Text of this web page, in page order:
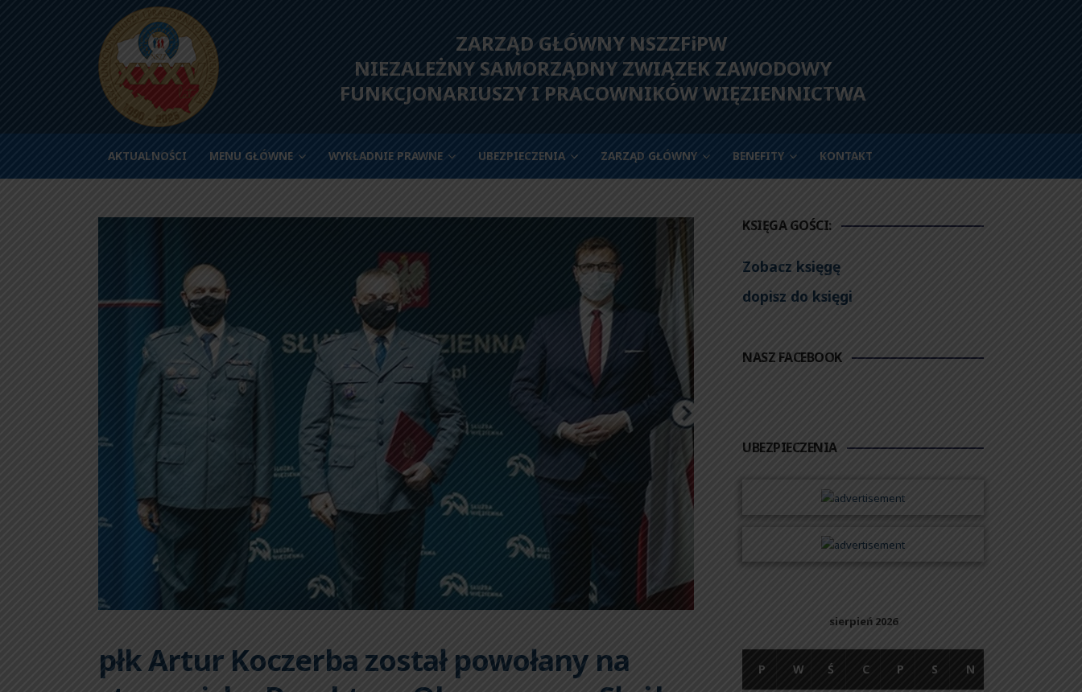
ZARZĄD GŁÓWNY NSZZFiPW
NIEZALEŻNY SAMORZĄDNY ZWIĄZEK ZAWODOWY
FUNKCJONARIUSZY I PRACOWNIKÓW WIĘZIENNICTWA
AKTUALNOŚCI MENU GŁÓWNE WYKŁADNIE PRAWNE UBEZPIECZENIA ZARZĄD GŁÓWNY BENEFITY KONTAKT
płk Artur Koczerba został powołany na
KSIĘGA GOŚCI:
Zobacz księgę
dopisz do księgi
NASZ FACEBOOK
UBEZPIECZENIA
sierpień 2026
P W Ś C P S N